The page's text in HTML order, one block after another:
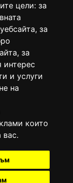
цели: за
, за
, за
интерес
и услуги
на
които
вас.
в националния
национална